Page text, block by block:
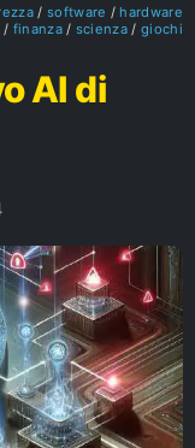
software
hardware
finanza scienza giochi
AI di